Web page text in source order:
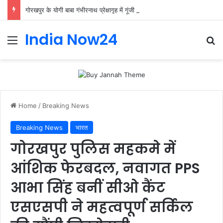
India Now24
Home / Breaking News
Breaking News भारत
गोरखपुर पुलिस महकमे में
आंशिक फेरबदल, नवागत PPS
आभा सिंह बनीं सीओ कैंट
एसएसपी ने महत्वपूर्ण सर्किल